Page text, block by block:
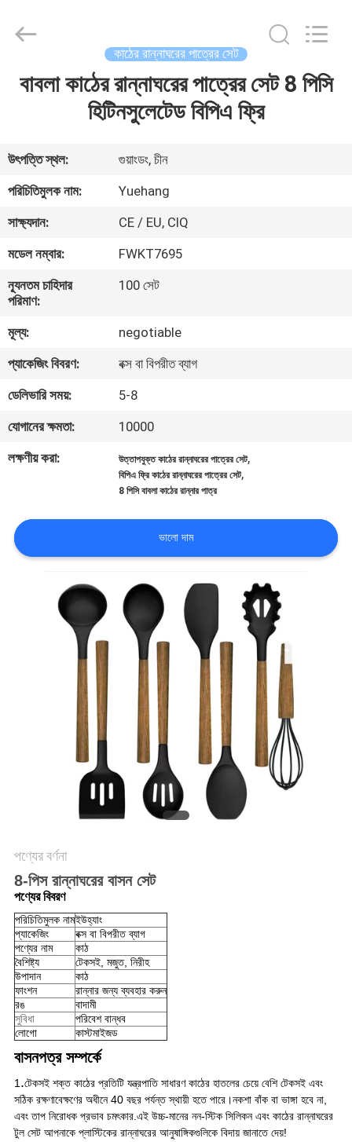
বাড়ি
আমাদের
সম্পর্কে
কারখানা
ভ্রমণ
মান
নিয়ন্ত্রণ
যোগাযোগ
করুন
জন্য
আবেদন
PRIVACY
সরবরাহকারী.
Copyright
Guangzhou
Reserved.
কাঠের রান্নাঘরের পাত্রের সেট
বাবলা কাঠের রান্নাঘরের পাত্রের সেট 8 পিসি
হিটিনসুলেটেড বিপিএ ফ্রি
উৎপত্তি স্থল:
গুয়াংডং, চীন
পরিচিতিমুলক নাম:
Yuehang
সাক্ষ্যদান:
CE / EU, CIQ
মডেল নম্বার:
FWKT7695
ন্যূনতম চাহিদার
পরিমাণ:
100 সেট
মূল্য:
negotiable
প্যাকেজিং বিবরণ:
বক্স বা বিপরীত ব্যাগ
ডেলিভারি সময়:
5-8
যোগানের ক্ষমতা:
10000
লক্ষণীয় করা:
উত্তাপযুক্ত কাঠের রান্নাঘরের পাত্রের সেট,
বিপিএ ফ্রি কাঠের রান্নাঘরের পাত্রের সেট,
8 পিসি বাবলা কাঠের রান্নার পাত্র
ভালো দাম
পণ্যের বর্ণনা
8-পিস রান্নাঘরের বাসন সেট
পণ্যের বিবরণ
পরিচিতিমুলক নামইউহ্যাং
প্যাকেজিং
বক্স বা বিপরীত ব্যাগ
পণ্যের নাম
কাঠ
বৈশিষ্ট্য
টেকসই, মজুত, নিরীহ
উপাদান
কাঠ
ফাংশন
রান্নার জন্য ব্যবহার করুন
রঙ
বাদামী
সুবিধা
পরিবেশ বান্ধব
লোগো
কাস্টমাইজড
বাসনপত্র সম্পর্কে
1.টেকসই শক্ত কাঠের প্রতিটি যন্ত্রপাতি সাধারণ কাঠের হাতলের চেয়ে বেশি টেকসই এবং
সঠিক রক্ষণাবেক্ষণের অধীনে 40 বছর পর্যন্ত স্থায়ী হতে পারে।নকশা বাঁক বা ভাঙ্গা হবে না,
এবং তাপ নিরোধক প্রভাব চমৎকার.এই উচ্চ-মানের নন-স্টিক সিলিকন এবং কাঠের রান্নাঘরের
টুল সেট আপনাকে প্লাস্টিকের রান্নাঘরের আনুষাঙ্গিকগুলিকে বিদায় জানাতে দেয়!